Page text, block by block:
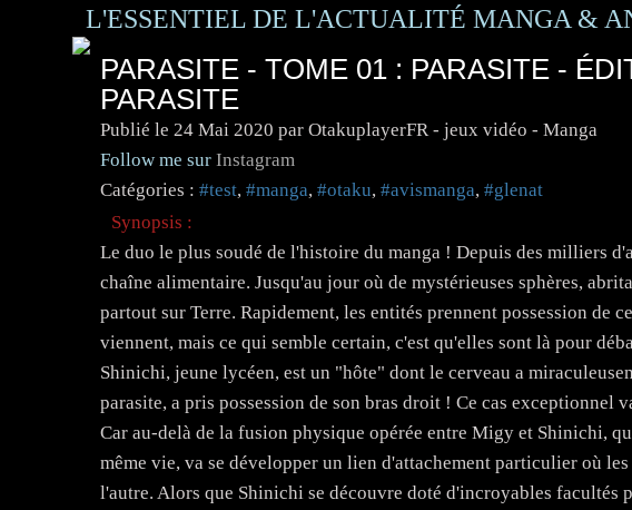
L'ESSENTIEL DE L'ACTUALITÉ MANGA &
PARASITE - TOME 01 : PARASITE -
PARASITE
Publié le 24 Mai 2020 par OtakuplayerFR - jeux vidéo - Manga
Follow me sur Instagram
Catégories : #test, #manga, #otaku, #avismanga, #glenat
Synopsis :
Le duo le plus soudé de l'histoire du manga ! Depuis des milliers
chaîne alimentaire. Jusqu'au jour où de mystérieuses sphères,
partout sur Terre. Rapidement, les entités prennent possession de
viennent, mais ce qui semble certain, c'est qu'elles sont là pour
Shinichi, jeune lycéen, est un "hôte" dont le cerveau a
parasite, a pris possession de son bras droit ! Ce cas exceptionnel
Car au-delà de la fusion physique opérée entre Migy et Shinichi,
même vie, va se développer un lien d'attachement particulier où
l'autre. Alors que Shinichi se découvre doté d'incroyables facultés